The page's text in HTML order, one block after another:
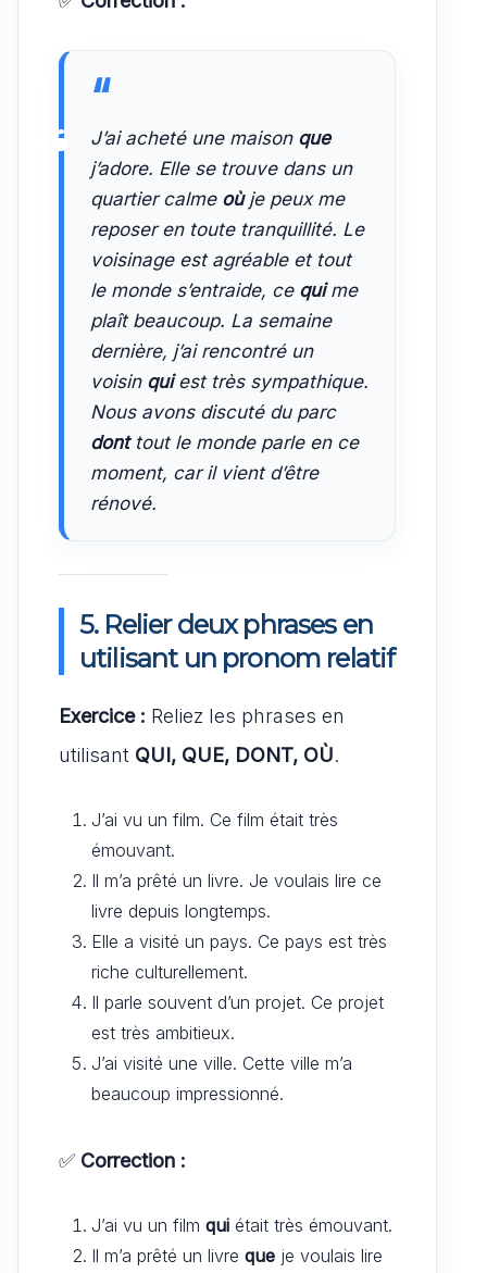
J’ai acheté une maison que
j’adore. Elle se trouve dans un
quartier calme oùje peux me
reposer en toute tranquillité. Le
voisinage est agréable et tout
le monde s’entraide, ce quime
plaît beaucoup. La semaine
dernière, j’ai rencontré un
voisin quiest très sympathique.
Nous avons discuté du parc
donttout le monde parle en ce
moment, car il vient d’être
rénové.
5. Relier deux phrases en
utilisant un pronom relatif
Exercice : Reliez les phrases en
utilisant QUI, QUE, DONT, OÙ.
J’ai vu un film. Ce film était très
émouvant.
Il m’a prêté un livre. Je voulais lire ce
livre depuis longtemps.
Elle a visité un pays. Ce pays est très
riche culturellement.
Il parle souvent d’un projet. Ce projet
est très ambitieux.
J’ai visité une ville. Cette ville m’a
beaucoup impressionné.
✅ Correction :
J’ai vu un film qui était très émouvant.
Il m’a prêté un livre que je voulais lire